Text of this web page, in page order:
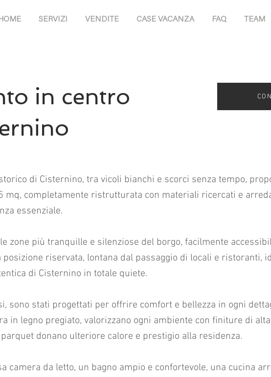
HOME SERVIZI VENDITE CASE VACANZA FAQ TEAM
in centro
di Cisternino, tra vicoli bianchi e scorci senza tempo,
mq, completamente ristrutturata con materiali ricercati e
essenziale.
zone più tranquille e silenziose del borgo, facilmente
riservata, lontana dal passaggio di locali e ristoranti,
di Cisternino in totale quiete.
sono stati progettati per offrire comfort e bellezza in ogni
in legno pregiato, valorizzano ogni ambiente con finiture di
donano ulteriore calore e prestigio alla residenza.
camera da letto, un bagno ampio e confortevole, una cucina